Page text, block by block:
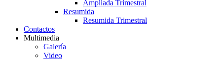
Ampliada Trimestral
Resumida
Resumida Trimestral
Contactos
Multimedia
Galería
Video